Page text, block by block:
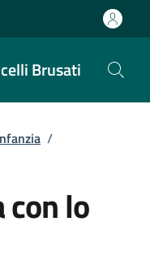
Brusati
/
con lo